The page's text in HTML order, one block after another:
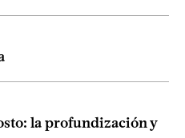
la profundización y